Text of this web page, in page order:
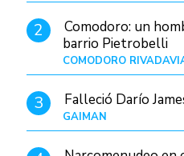
2
Comodoro: un
barrio Pietrobelli
COMODORO
3 Falleció Darío
GAIMAN